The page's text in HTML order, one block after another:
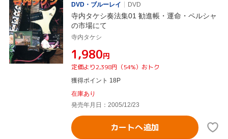
DVD・ブルーレイ
DVD
寺内タケシ奏法集01 勧進帳・運命・ペルシャ
の市場にて
寺内タケシ
¥1,980円
定価より2,398円（54%）おトク
獲得ポイント 18P
在庫あり
発売年月日：2005/12/23
カートへ追加